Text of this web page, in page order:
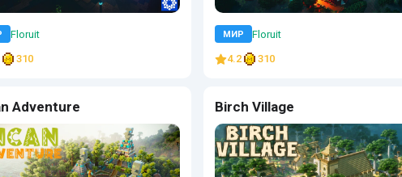
Floruit
310
МИР Floruit
4.2 310
Adventure Birch Village